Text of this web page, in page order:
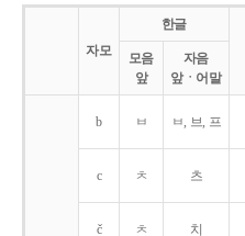
자모
한글
모음
앞
자음
앞ㆍ어말
b ㅂ ㅂ, 브, 프
c ㅊ 츠
č ㅊ 치